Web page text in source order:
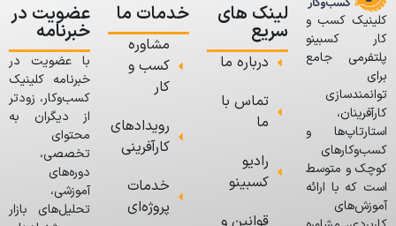
کلینیک کسب و
کار کسبینو
پلتفرمی جامع
برای
توانمندسازی
کارآفرینان،
استارتاپ‌ها و
کسب‌وکارهای
کوچک و متوسط
است که با ارائه
آموزش‌های
لینک های
سریع
درباره ما
تماس با
ما
رادیو
کسبینو
قوانین و
خدمات ما
مشاوره
کسب و
کار
رویدادهای
کارآفرینی
خدمات
پروژه‌ای
عضویت در
خبرنامه
با عضویت در
خبرنامه کلینیک
کسب‌وکار، زودتر
از دیگران به
محتوای
تخصصی،
دوره‌های
آموزشی،
تحلیل‌های بازار